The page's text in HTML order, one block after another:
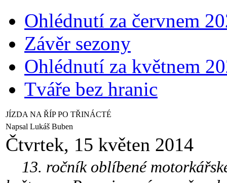
Ohlédnutí za červnem
Závěr sezony
Ohlédnutí za květnem
Tváře bez hranic
JÍZDA NA ŘÍP PO TŘINÁCTÉ
Napsal Lukáš Buben
Čtvrtek, 15 květen 2014
13. ročník oblíbené